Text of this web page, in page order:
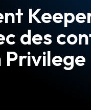
des
Privilege